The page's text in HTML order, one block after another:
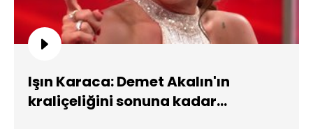
Işın Karaca: Demet Akalın'ın
kraliçeliğini sonuna kadar